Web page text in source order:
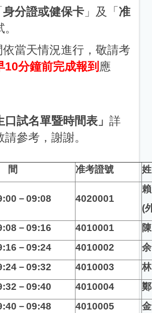
身分證或健保卡 」及「 准
當天情況進行，敬請考
10分鐘前完成報到 應
口試名單暨時間表」 詳
請參考，謝謝。
間 准考證號
－09:08 4020001
(
－09:16 4010001
－09:24 4010002
－09:32 4010003
－09:40 4010004
－09:48 4010005